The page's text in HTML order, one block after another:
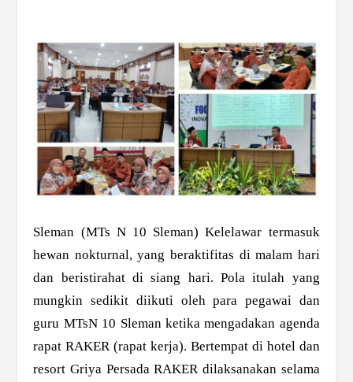
Sleman (MTs N 10 Sleman) Kelelawar termasuk
hewan nokturnal, yang beraktifitas di malam hari
dan beristirahat di siang hari. Pola itulah yang
mungkin sedikit diikuti oleh para pegawai dan
guru MTsN 10 Sleman ketika mengadakan agenda
rapat RAKER (rapat kerja). Bertempat di hotel dan
resort Griya Persada RAKER dilaksanakan selama